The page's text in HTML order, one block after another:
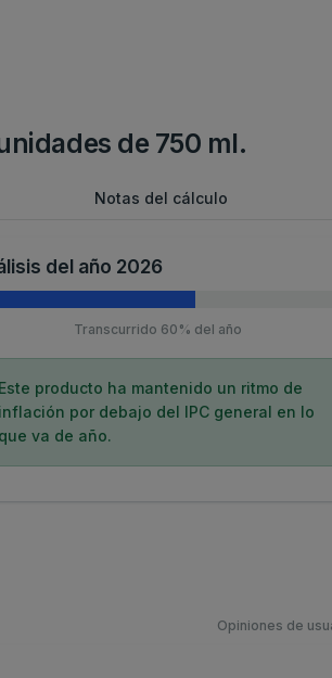
de 750 ml.
Notas del cálculo
del año 2026
Transcurrido 60% del año
producto ha mantenido un ritmo de
por debajo del IPC general en lo
va de año.
Opiniones de